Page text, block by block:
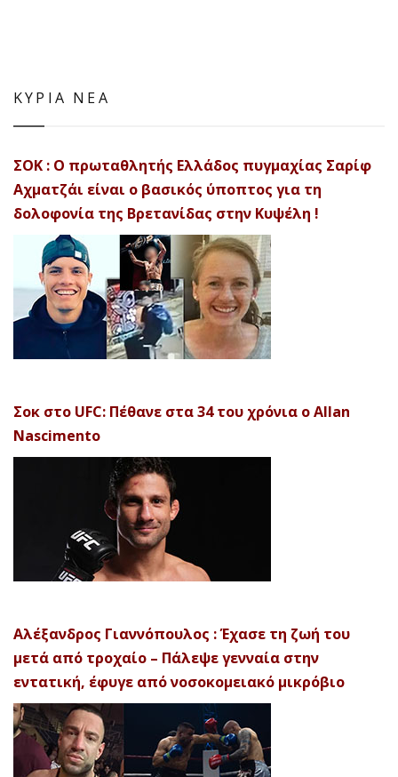
ΚΥΡΙΑ ΝΕΑ
ΣΟΚ : Ο πρωταθλητής Ελλάδος πυγμαχίας Σαρίφ
Αχματζάι είναι ο βασικός ύποπτος για τη
δολοφονία της Βρετανίδας στην Κυψέλη !
Σοκ στο UFC: Πέθανε στα 34 του χρόνια ο Allan
Nascimento
Αλέξανδρος Γιαννόπουλος : Έχασε τη ζωή του
μετά από τροχαίο – Πάλεψε γενναία στην
εντατική, έφυγε από νοσοκομειακό μικρόβιο